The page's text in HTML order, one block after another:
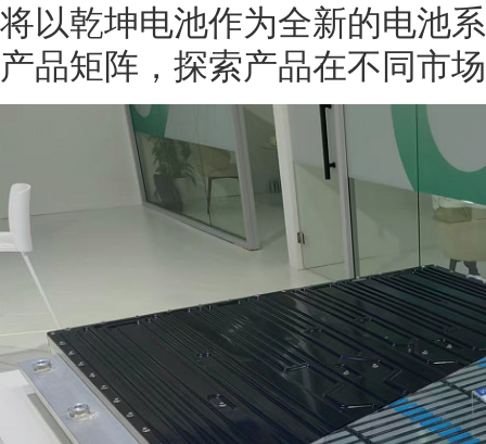
将以乾坤电池作为全新的电池
产品矩阵，探索产品在不同市